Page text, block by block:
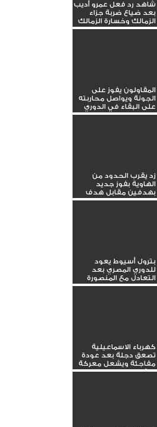
شاهد رد فعل عمرو أديب
بعد ضياع ضربة جزاء
الزمالك وخسارة الزمالك
المقاولون يفوز على
الجونة ويواصل محاربته
على البقاء في الدوري
زد يقرب الحدود من
الهاوية بفوز جديد
بهدفين مقابل هدف
بترول أسيوط يعود
للدوري المصري بعد
التعادل مع المنصورة
كهرباء الاسماعيلية
تصعق دجلة بعد عودة
مفاجئة ويشعل معركة
البقاء